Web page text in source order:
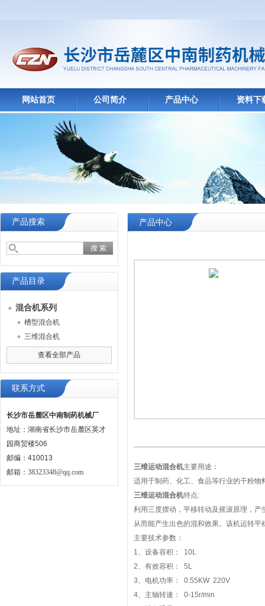
网站首页 公司简介 产品中心 资料下
产品搜索
产品目录
混合机系列
槽型混合机
三维混合机
查看全部产品
联系方式
长沙市岳麓区中南制药机械厂
地址：湖南省长沙市岳麓区英才
园商贸楼506
邮编：410013
邮箱： 38323348@qq.com
产品中心
三维运动混合机主要用途：
适用于制药、化工、食品等行业的干粉
三维运动混合机特点:
利用三度摆动，平移转动及摇滚原理，
从而能产生出色的混和效果。该机运转
主要技术参数：
1、设备容积： 10L
2、有效容积： 5L
3、电机功率： 0.55KW 220V
4、主轴转速： 0-15r/min